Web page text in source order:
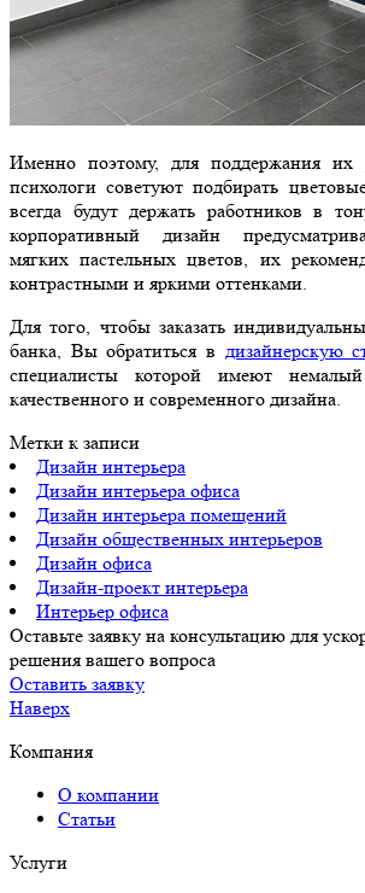
Именно поэтому, для поддержания их
психологи советуют подбирать
всегда будут держать работников в
корпоративный дизайн
мягких пастельных цветов, их
контрастными и яркими оттенками.
Для того, чтобы заказать
банка, Вы обратиться в
специалисты которой имеют
качественного и современного дизайна.
Метки к записи
Дизайн интерьера
Дизайн интерьера офиса
Дизайн интерьера помещений
Дизайн общественных интерьеров
Дизайн офиса
Дизайн-проект интерьера
Интерьер офиса
Оставьте заявку на консультацию для
решения вашего вопроса
Оставить заявку
Наверх
Компания
О компании
Статьи
Услуги